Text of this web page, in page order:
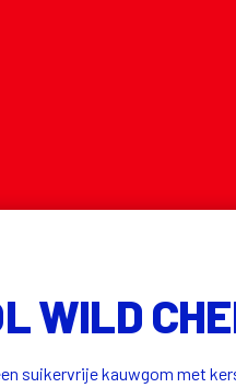
WILD
suikervrije kauwgom met